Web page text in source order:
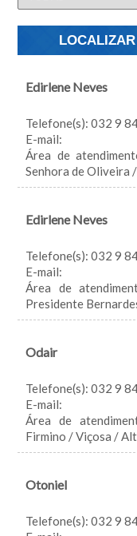
Edirlene Neves
Telefone(s): 032 9
E-mail:
Área de
Senhora de Oliveira
Edirlene Neves
Telefone(s): 032 9
E-mail:
Área de
Presidente
Odair
Telefone(s): 032 9
E-mail:
Área de
Firmino / Viçosa /
Otoniel
Telefone(s): 032 9